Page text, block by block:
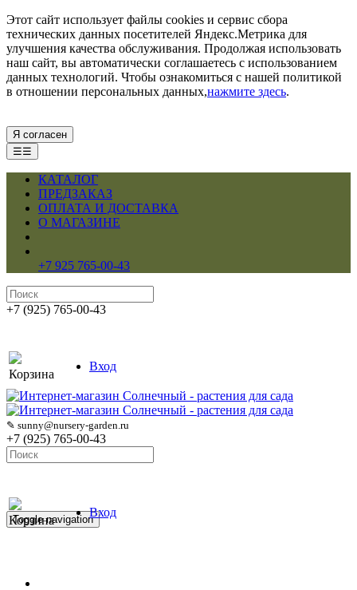
Этот сайт использует файлы cookies и сервис сбора
технических данных посетителей Яндекс.Метрика для
улучшения качества обслуживания. Продолжая использовать
наш сайт, вы автоматически соглашаетесь с использованием
данных технологий. Чтобы ознакомиться с нашей политикой
в отношении персональных данных,нажмите здесь.
Я согласен
☰☰
КАТАЛОГ
ПРЕДЗАКАЗ
ОПЛАТА И ДОСТАВКА
О МАГАЗИНЕ
+7 925 765-00-43
+7 (925) 765-00-43
Корзина
Вход
✎ sunny@nursery-garden.ru
+7 (925) 765-00-43
Корзина
Вход
Toggle navigation